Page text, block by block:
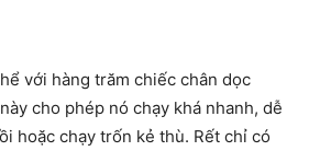
với hàng trăm chiếc chân dọc
cho phép nó chạy khá nhanh, dễ
hoặc chạy trốn kẻ thù. Rết chỉ có